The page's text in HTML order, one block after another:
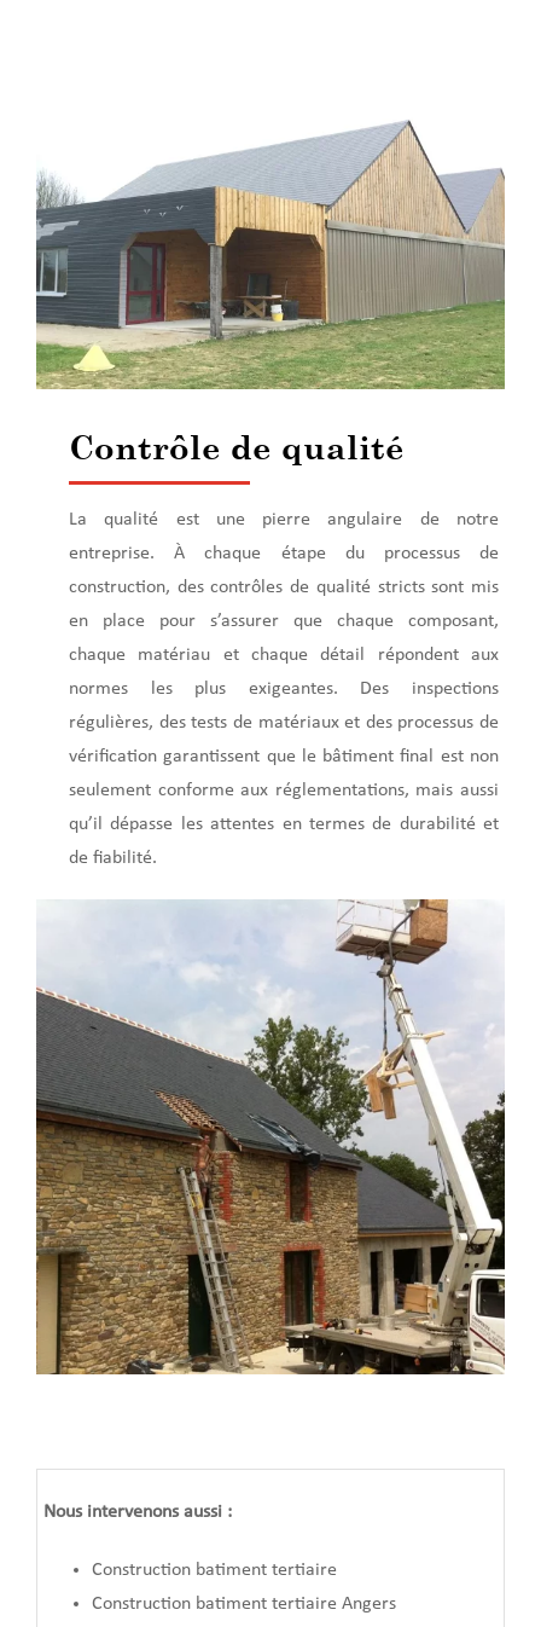
Contrôle de qualité
La qualité est une pierre angulaire de notre
entreprise. À chaque étape du processus de
construction, des contrôles de qualité stricts sont mis
en place pour s’assurer que chaque composant,
chaque matériau et chaque détail répondent aux
normes les plus exigeantes. Des inspections
régulières, des tests de matériaux et des processus de
vérification garantissent que le bâtiment final est non
seulement conforme aux réglementations, mais aussi
qu’il dépasse les attentes en termes de durabilité et
de fiabilité.
Nous intervenons aussi :
Construction batiment tertiaire
Construction batiment tertiaire Angers